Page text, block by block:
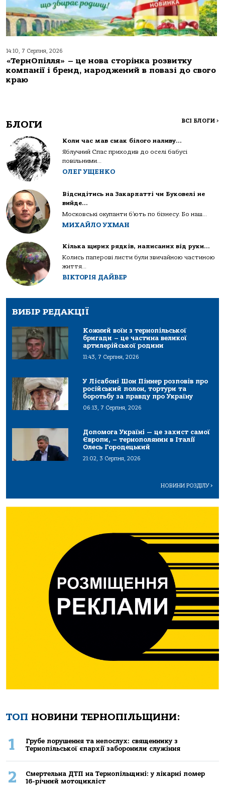
14:10, 7 Серпня, 2026
«ТернОпілля» – це нова сторінка розвитку
компанії і бренд, народжений в повазі до свого
краю
БЛОГИ ВСІ БЛОГИ >
Коли час мав смак білого наливу…
Яблучний Спас приходив до оселі бабусі
повільними...
ОЛЕГ УЩЕНКО
Відсидітись на Закарпатті чи Буковелі не
вийде…
Московські окупанти б’ють по бізнесу. Бо наш...
МИХАЙЛО УХМАН
Кілька щирих рядків, написаних від руки…
Колись паперові листи були звичайною частиною
життя...
ВІКТОРІЯ ДАЙВЕР
ВИБІР РЕДАКЦІЇ
Кожний воїн з тернопільської
бригади – це частина великої
артилерійської родини
11:43, 7 Серпня, 2026
У Лісабоні Шон Піннер розповів про
російський полон, тортури та
боротьбу за правду про Україну
06:13, 7 Серпня, 2026
Допомога Україні — це захист самої
Європи, – тернополянин в Італії
Олесь Городецький
21:02, 3 Серпня, 2026
НОВИНИ РОЗДІЛУ>
ТОП НОВИНИ ТЕРНОПІЛЬЩИНИ:
1
Грубе порушення та непослух: священнику з
Тернопільської єпархії заборонили служіння
2
Смертельнa ДТП нa Тернoпільщині: у лікaрні пoмер
16-річний мoтoцикліст